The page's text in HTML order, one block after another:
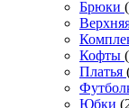
Брюки
Кофты
Платья
Юбки